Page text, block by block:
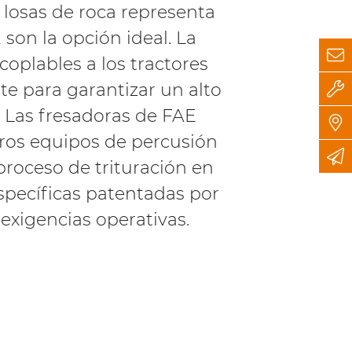
de roca representa
la opción ideal. La
a los tractores
para garantizar un alto
fresadoras de FAE
equipos de percusión
de trituración en
patentadas por
operativas.